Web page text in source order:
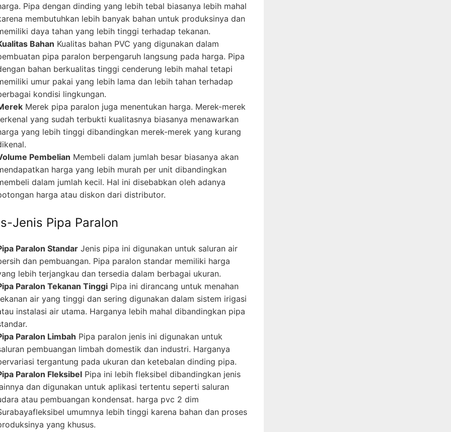
Pipa dengan dinding yang lebih tebal biasanya lebih mahal
membutuhkan lebih banyak bahan untuk produksinya dan
daya tahan yang lebih tinggi terhadap tekanan.
Bahan Kualitas bahan PVC yang digunakan dalam
pipa paralon berpengaruh langsung pada harga. Pipa
bahan berkualitas tinggi cenderung lebih mahal tetapi
umur pakai yang lebih lama dan lebih tahan terhadap
kondisi lingkungan.
Merek pipa paralon juga menentukan harga. Merek-merek
yang sudah terbukti kualitasnya biasanya menawarkan
yang lebih tinggi dibandingkan merek-merek yang kurang
Pembelian Membeli dalam jumlah besar biasanya akan
harga yang lebih murah per unit dibandingkan
dalam jumlah kecil. Hal ini disebabkan oleh adanya
harga atau diskon dari distributor.
Jenis Pipa Paralon
Paralon Standar Jenis pipa ini digunakan untuk saluran air
dan pembuangan. Pipa paralon standar memiliki harga
lebih terjangkau dan tersedia dalam berbagai ukuran.
Paralon Tekanan Tinggi Pipa ini dirancang untuk menahan
air yang tinggi dan sering digunakan dalam sistem irigasi
instalasi air utama. Harganya lebih mahal dibandingkan pipa
Paralon Limbah Pipa paralon jenis ini digunakan untuk
pembuangan limbah domestik dan industri. Harganya
tergantung pada ukuran dan ketebalan dinding pipa.
Paralon Fleksibel Pipa ini lebih fleksibel dibandingkan jenis
dan digunakan untuk aplikasi tertentu seperti saluran
atau pembuangan kondensat. harga pvc 2 dim
umumnya lebih tinggi karena bahan dan proses
yang khusus.